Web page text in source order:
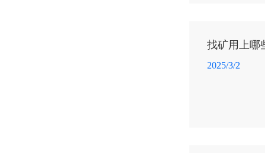
找矿用上哪
2025/3/2